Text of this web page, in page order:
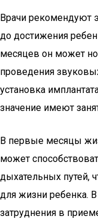
Врачи рекомендуют
до достижения
месяцев он может
проведения
установка
значение имеют
В первые месяцы
может
дыхательных путей,
для жизни ребенка.
затруднения в